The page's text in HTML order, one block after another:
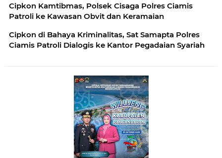
Cipkon Kamtibmas, Polsek Cisaga Polres Ciamis
Patroli ke Kawasan Obvit dan Keramaian
Cipkon di Bahaya Kriminalitas, Sat Samapta Polres
Ciamis Patroli Dialogis ke Kantor Pegadaian Syariah